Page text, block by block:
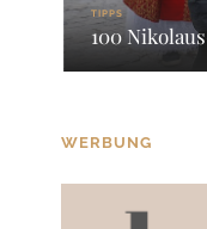
TIPPS
100
WERBUNG